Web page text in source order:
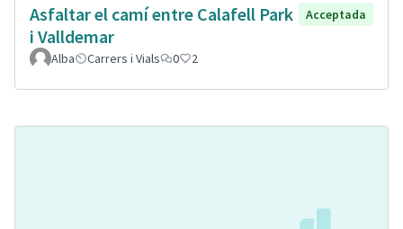
Asfaltar el camí entre Calafell Park
i Valldemar
Acceptada
Alba Carrers i Vials 0 2